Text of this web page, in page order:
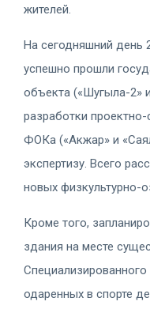
жителей.
На сегодняшний день
успешно прошли
объекта («Шугыла-2»
разработки
ФОКа («Акжар» и
экспертизу. Всего
новых физкультурно-
Кроме того,
здания на месте
одаренных в спорте